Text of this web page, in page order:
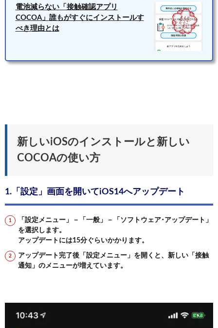
電池減らない「接触確認アプリ
COCOA」誰もがすぐにインストールす
べき理由とは
新しいiOSのインストールと新しい
COCOAの使い方
1.「設定」画面を開いてiOS14へアップデート
「設定メニュー」－「一般」－「ソフトウェア･アップデート」
を選択します。
アップデートには15分ぐらいかかります。
アップデート完了後「設定メニュー」を開くと、新しい「接触
通知」のメニューが増えています。